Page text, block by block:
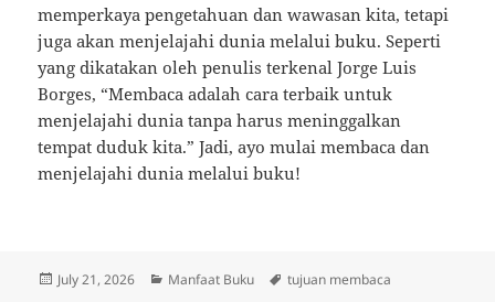
memperkaya pengetahuan dan wawasan kita, tetapi
juga akan menjelajahi dunia melalui buku. Seperti
yang dikatakan oleh penulis terkenal Jorge Luis
Borges, “Membaca adalah cara terbaik untuk
menjelajahi dunia tanpa harus meninggalkan
tempat duduk kita.” Jadi, ayo mulai membaca dan
menjelajahi dunia melalui buku!
Posted
July 21, 2026 Categories
Manfaat Buku Tags
tujuan membaca